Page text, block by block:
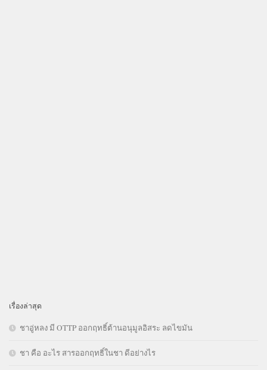
เรื่องล่าสุด
ชาอู่หลง มี OTTP ออกฤทธิ์ต้านอนุมูลอิสระ ลดไขมัน
ชา คือ อะไร สารออกฤทธิ์ในชา ดีอย่างไร